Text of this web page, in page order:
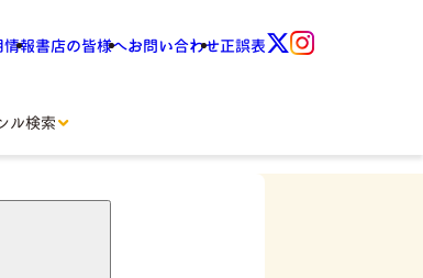
情報書店の皆様へお問い合わせ正誤表
ル検索
ク